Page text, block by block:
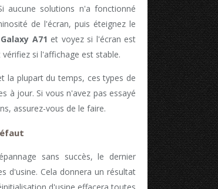
aucune solutions n'a fonctionné
de l'écran, puis éteignez le
Galaxy A71 et voyez si l'écran est
si l'affichage est stable.
la plupart du temps, ces types de
à jour. Si vous n'avez pas essayé
assurez-vous de le faire.
sans succès, le dernier
d'usine. Cela donnera un résultat